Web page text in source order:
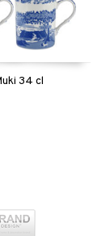
34 cl